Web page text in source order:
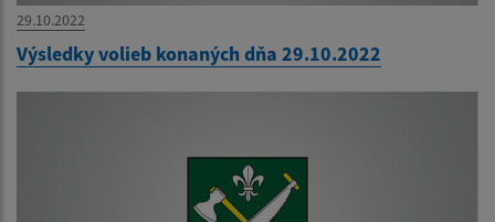
29.10.2022
Výsledky volieb konaných dňa 29.10.2022